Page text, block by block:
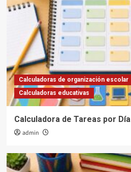
Calculadoras de organización escolar
Calculadoras educativas
Calculadora de Tareas por Día
admin